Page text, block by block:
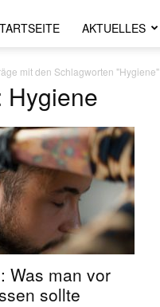
AKTUELLES
mit den Schlagworten "Hygiene"
Hygiene
Was man vor
sollte